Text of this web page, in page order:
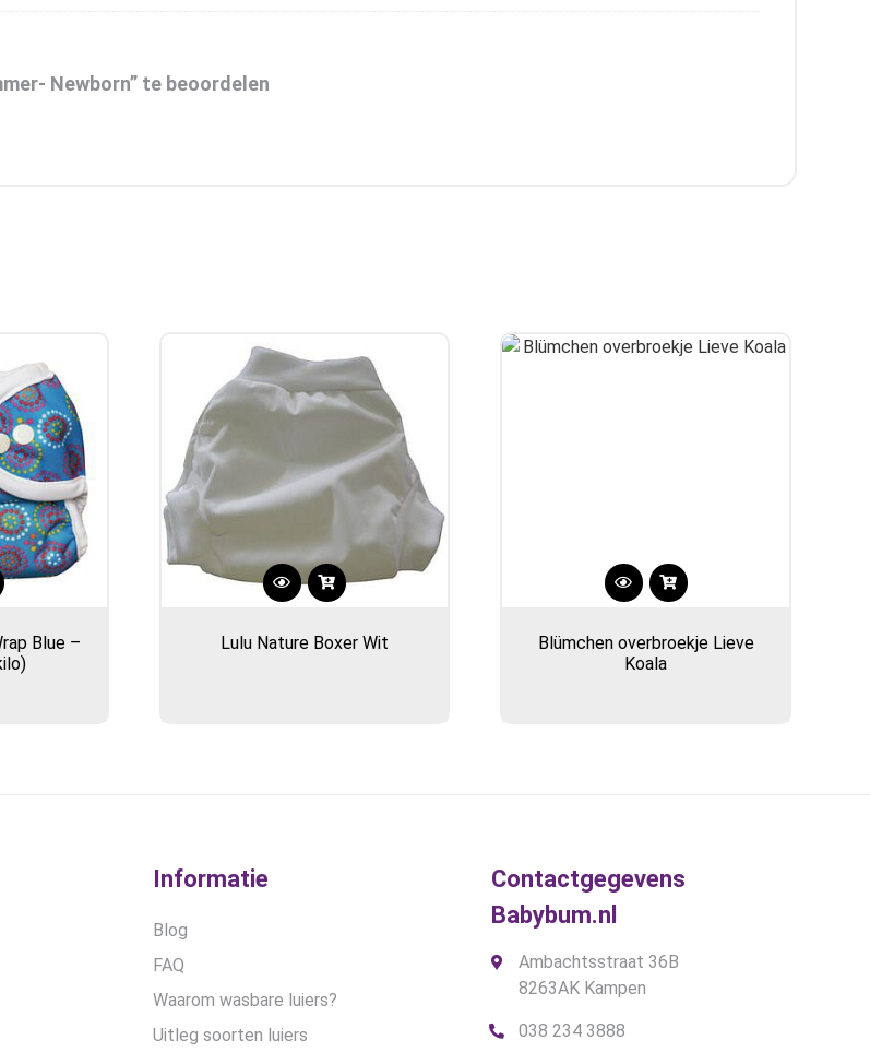
Newborn” te beoordelen
Blue –
Lulu Nature Boxer Wit
Blümchen overbroekje Lieve
Koala
Informatie
Blog
FAQ
Waarom wasbare luiers?
Uitleg soorten luiers
Contactgegevens
Babybum.nl
Ambachtsstraat 36B
8263AK Kampen
038 234 3888